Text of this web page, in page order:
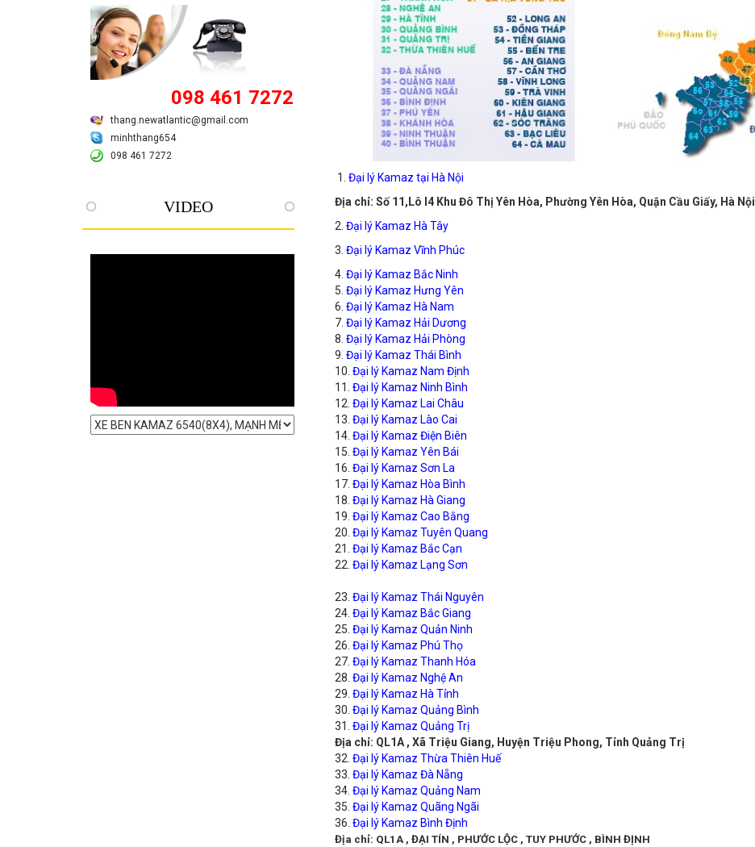
098 461 7272
thang.newatlantic@gmail.com
minhthang654
098 461 7272
VIDEO
1. Đại lý Kamaz tại Hà Nội
Địa chỉ: Số 11,Lô I4 Khu Đô Thị Yên Hòa, Phường Yên Hòa, Quận Cầu Giấy, Hà Nội
2. Đại lý Kamaz Hà Tây
3. Đại lý Kamaz Vĩnh Phúc
4. Đại lý Kamaz Bắc Ninh
5. Đại lý Kamaz Hưng Yên
6. Đại lý Kamaz Hà Nam
7. Đại lý Kamaz Hải Dương
8. Đại lý Kamaz Hải Phòng
9. Đại lý Kamaz Thái Bình
10. Đại lý Kamaz Nam Định
11. Đại lý Kamaz Ninh Bình
12. Đại lý Kamaz Lai Châu
13. Đại lý Kamaz Lào Cai
14. Đại lý Kamaz Điện Biên
15. Đại lý Kamaz Yên Bái
16. Đại lý Kamaz Sơn La
17. Đại lý Kamaz Hòa Bình
18. Đại lý Kamaz Hà Giang
19. Đại lý Kamaz Cao Bằng
20. Đại lý Kamaz Tuyên Quang
21. Đại lý Kamaz Bắc Cạn
22. Đại lý Kamaz Lạng Sơn
23. Đại lý Kamaz Thái Nguyên
24. Đại lý Kamaz Bắc Giang
25. Đại lý Kamaz Quản Ninh
26. Đại lý Kamaz Phú Thọ
27. Đại lý Kamaz Thanh Hóa
28. Đại lý Kamaz Nghệ An
29. Đại lý Kamaz Hà Tỉnh
30. Đại lý Kamaz Quảng Bình
31. Đại lý Kamaz Quảng Trị
Địa chỉ: QL1A , Xã Triệu Giang, Huyện Triệu Phong, Tỉnh Quảng Trị
32. Đại lý Kamaz Thừa Thiên Huế
33. Đại lý Kamaz Đà Nẵng
34. Đại lý Kamaz Quảng Nam
35. Đại lý Kamaz Quãng Ngãi
36. Đại lý Kamaz Bình Định
Địa chỉ: QL1A , ĐẠI TÍN , PHƯỚC LỘC , TUY PHƯỚC , BÌNH ĐỊNH